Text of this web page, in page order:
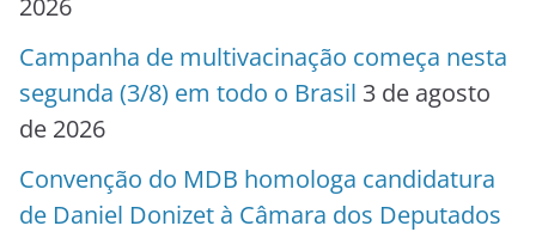
2026
Campanha de multivacinação começa nesta
segunda (3/8) em todo o Brasil 3 de agosto
de 2026
Convenção do MDB homologa candidatura
de Daniel Donizet à Câmara dos Deputados